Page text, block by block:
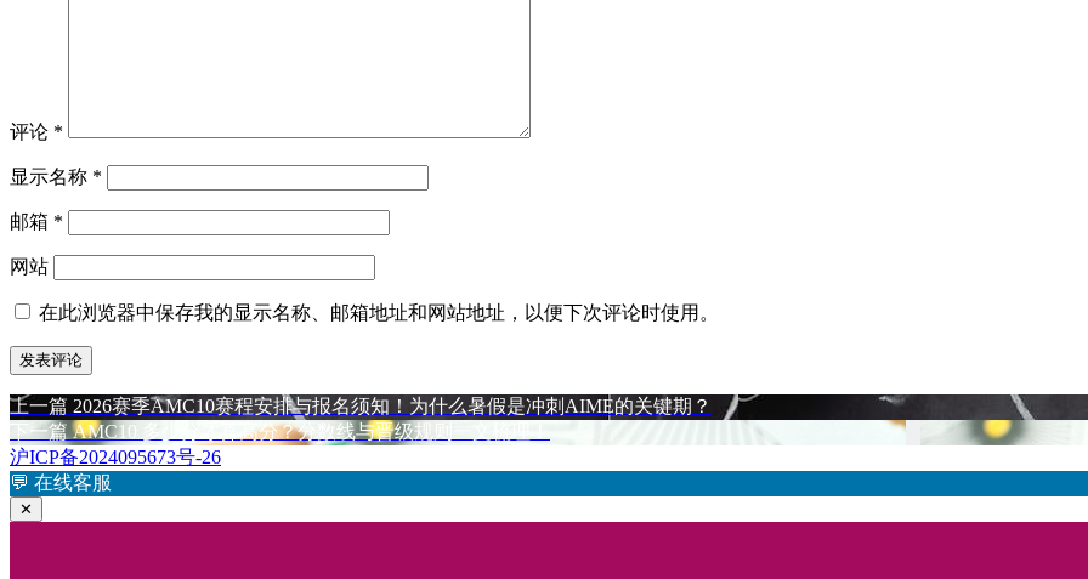
评论 *
显示名称 *
邮箱 *
网站
在此浏览器中保存我的显示名称、邮箱地址和网站地址，以便下次评论时使用。
文
章
导
航
上一篇 上
篇
文
章：
2026赛季AMC10赛程安排与报名须知！为什么暑假是冲刺AIME的关键期？
下一篇 下
篇
文
AMC10 多少分才算高分？分数线与晋级规则一文梳理！
沪ICP备2024095673号-26
💬 在线客服
✕